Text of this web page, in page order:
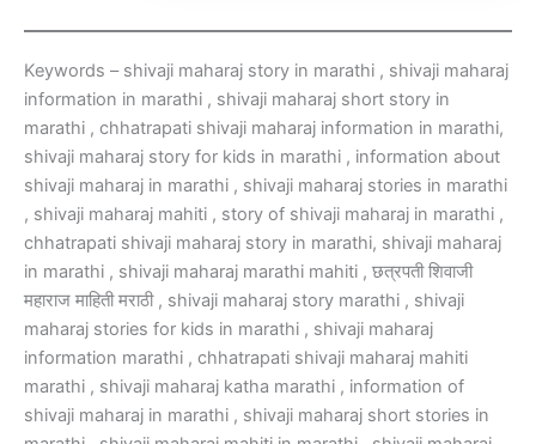
Keywords – shivaji maharaj story in marathi , shivaji maharaj
information in marathi , shivaji maharaj short story in
marathi , chhatrapati shivaji maharaj information in marathi,
shivaji maharaj story for kids in marathi , information about
shivaji maharaj in marathi , shivaji maharaj stories in marathi
, shivaji maharaj mahiti , story of shivaji maharaj in marathi ,
chhatrapati shivaji maharaj story in marathi, shivaji maharaj
in marathi , shivaji maharaj marathi mahiti , छत्रपती शिवाजी
महाराज माहिती मराठी , shivaji maharaj story marathi , shivaji
maharaj stories for kids in marathi , shivaji maharaj
information marathi , chhatrapati shivaji maharaj mahiti
marathi , shivaji maharaj katha marathi , information of
shivaji maharaj in marathi , shivaji maharaj short stories in